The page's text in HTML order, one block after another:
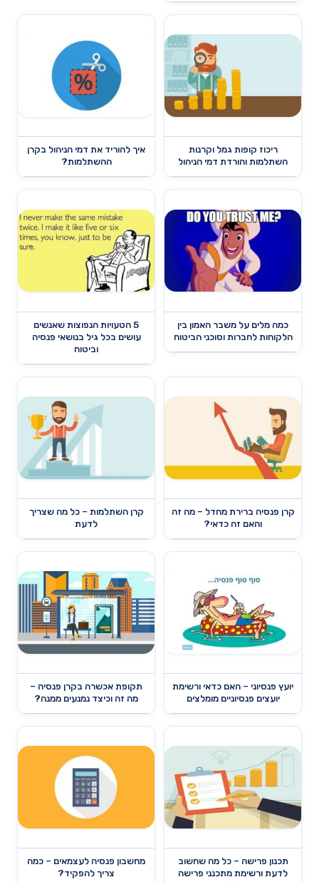
ריכוז קופות גמל וקרנות
השתלמות והורדת דמי הניהול
איך להוריד את דמי הניהול בקרן
ההשתלמות?
כמה מלים על משבר האמון בין
הלקוחות לחברות וסוכני הביטוח
5 הטעויות הנפוצות שאנשים
עושים בכל גיל בנושאי פנסיה
וביטוח
קרן פנסיה ברירת מחדל – מה זה
והאם זה כדאי?
קרן השתלמות – כל מה שצריך
לדעת
יועץ פנסיוני – האם כדאי ורשימת
יועצים פנסיוניים מומלצים
תקופת אכשרה בקרן פנסיה –
מה זה וכיצד נמנעים ממנה?
תכנון פרישה – כל מה שחשוב
לדעת ורשימת מתכנני פרישה
מחשבון פנסיה לעצמאים – כמה
צריך להפקיד?